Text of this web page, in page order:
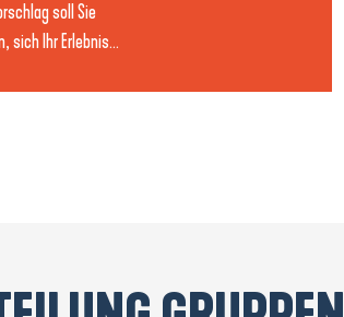
soll Sie
sich Ihr Erlebnis...